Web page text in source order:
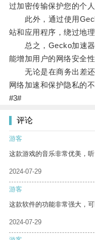
过加密传输保护您的个
此外，通过使用
站和应用程序，绕过地
总之，Gecko加速器
能增加用户的网络安全性
无论是在商务出差还
网络加速和保护隐私的不
#3#
评论
游客
这款游戏的音乐非常优美，听
2024-07-29
游客
这款软件的功能非常强大，
2024-07-29